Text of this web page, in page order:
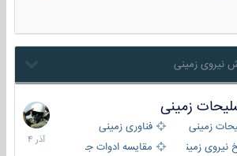
زمینی
زمینی
فناوری زمینی
زمینی
مقایسه ادوات جنگی
21
آذر
1404